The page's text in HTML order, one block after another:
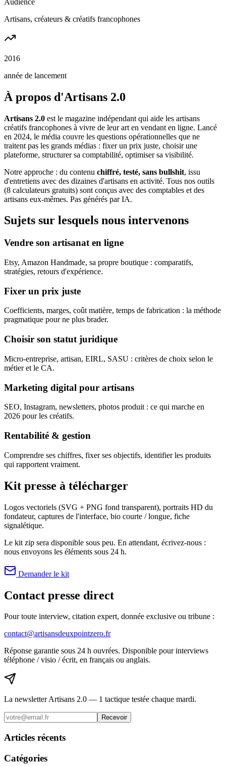
Artisans, créateurs & créatifs francophones
2016
année de lancement
À propos d'Artisans 2.0
Artisans 2.0 est le magazine indépendant qui aide les artisans
créatifs francophones à vivre de leur art en vendant en ligne. Lancé
en 2024, le média couvre les questions opérationnelles que ne
traitent pas les grands médias : fixer un prix juste, choisir une
plateforme, structurer sa comptabilité, optimiser sa visibilité.
Notre approche : du contenu chiffré, testé, sans bullshit, issu
d'entretiens avec des dizaines d'artisans en activité. Tous nos outils
(8 calculateurs gratuits) sont conçus avec des comptables et des
artisans eux-mêmes. Pas générés par IA.
Sujets sur lesquels nous intervenons
Vendre son artisanat en ligne
Etsy, Amazon Handmade, sa propre boutique : comparatifs,
stratégies, retours d'expérience.
Fixer un prix juste
Coefficients, marges, coût matière, temps de fabrication : la méthode
pragmatique pour ne plus brader.
Choisir son statut juridique
Micro-entreprise, artisan, EIRL, SASU : critères de choix selon le
métier et le CA.
Marketing digital pour artisans
SEO, Instagram, newsletters, photos produit : ce qui marche en
2026 pour les créatifs.
Rentabilité & gestion
Comprendre ses chiffres, fixer ses objectifs, identifier les produits
qui rapportent vraiment.
Kit presse à télécharger
Logos vectoriels (SVG + PNG fond transparent), portraits HD du
fondateur, captures de l'interface, bio courte / longue, fiche
signalétique.
Le kit zip sera disponible sous peu. En attendant, écrivez-nous :
nous envoyons les éléments sous 24 h.
Demander le kit
Contact presse direct
Pour toute interview, citation expert, donnée exclusive ou tribune :
contact@artisansdeuxpointzero.fr
Réponse garantie sous 24 h ouvrées. Disponible pour interviews
téléphone / visio / écrit, en français ou anglais.
La newsletter Artisans 2.0 — 1 tactique testée chaque mardi.
Recevoir
Articles récents
Catégories